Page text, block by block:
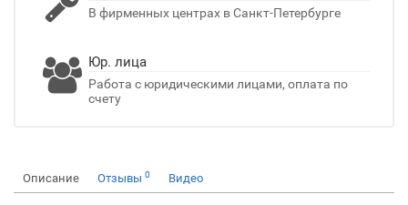
В фирменных центрах в Санкт-Петербурге
Юр. лица
Работа с юридическими лицами, оплата по
счету
Описание Отзывы 0 Видео